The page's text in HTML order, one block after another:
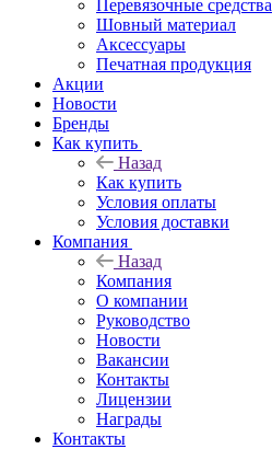
Перевязочные средства
Шовный материал
Аксессуары
Печатная продукция
Акции
Новости
Бренды
Как купить
Назад
Как купить
Условия оплаты
Условия доставки
Компания
Назад
Компания
О компании
Руководство
Новости
Вакансии
Контакты
Лицензии
Награды
Контакты